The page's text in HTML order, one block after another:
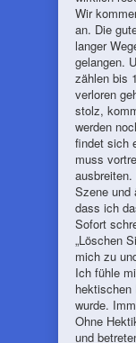
Wir
an. Die
langer
gelangen.
zählen bis
verloren
stolz,
werden
findet sich
muss
Szene und
dass ich
Sofort
„Löschen
mich zu
Ich fühle
hektischen
wurde.
Ohne
und